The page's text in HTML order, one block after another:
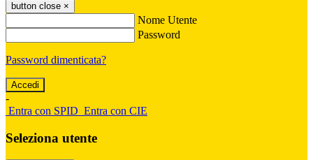
button close ×
Nome Utente
Password
Password dimenticata?
-
Entra con SPID Entra con CIE
Seleziona utente